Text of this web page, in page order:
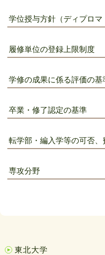
学位授与方針（ディプロマ
履修単位の登録上限制度
学修の成果に係る評価の基
卒業・修了認定の基準
転学部・編入学等の可否、
専攻分野
東北大学